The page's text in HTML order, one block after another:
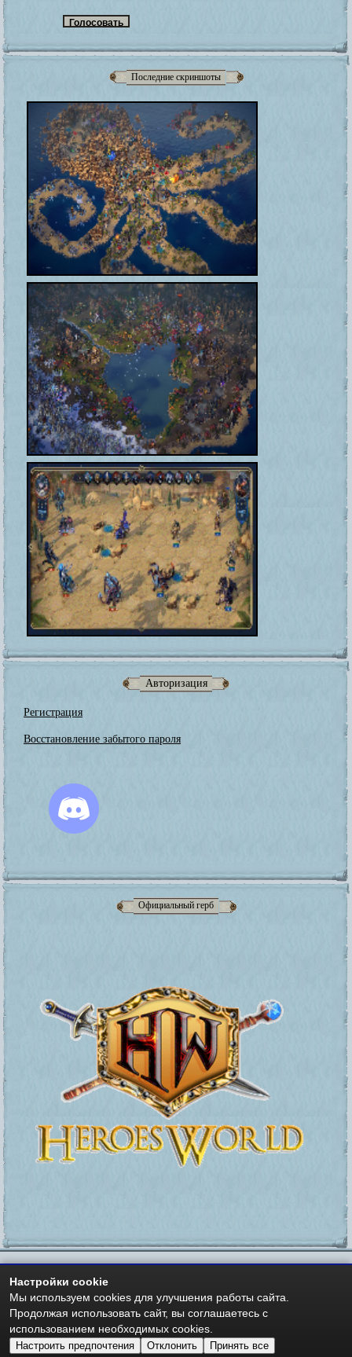
Последние скриншоты
Авторизация
Регистрация
Восстановление забытого пароля
Официальный герб
Мир Героев -https://heroesworld.ru- Heroes World
Авторские права - Copyright © 2006-2026 HeroesWorld.ru
Heroes World (English)
Настройки cookie
Мы используем cookies для улучшения работы сайта.
Продолжая использовать сайт, вы соглашаетесь с
использованием необходимых cookies.
Настроить предпочтения
Отклонить Принять все